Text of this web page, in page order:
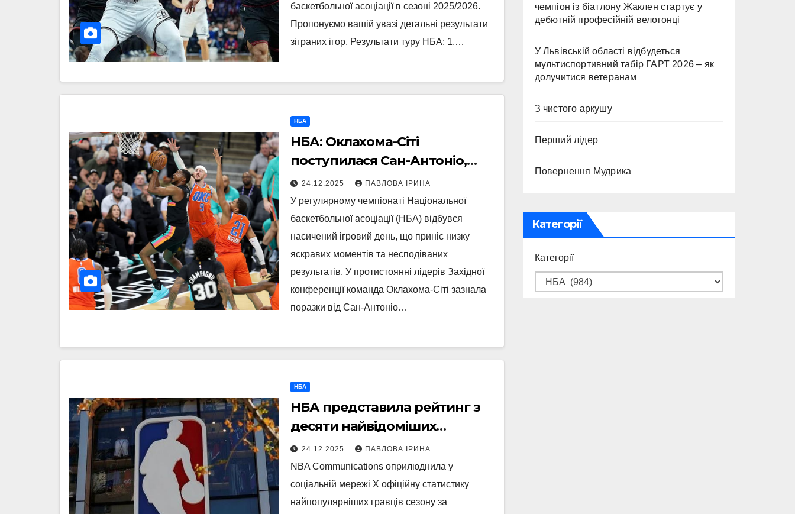
баскетбольної асоціації в сезоні 2025/2026.
Пропонуємо вашій увазі детальні результати
зіграних ігор. Результати туру НБА: 1.…
НБА
НБА: Оклахома-Сіті
поступилася Сан-Антоніо,
Гідді зробив трипл-дабл і
допоміг Чикаго обіграти
Атланту
24.12.2025 ПАВЛОВА ІРИНА
У регулярному чемпіонаті Національної
баскетбольної асоціації (НБА) відбувся
насичений ігровий день, що приніс низку
яскравих моментів та несподіваних
результатів. У протистоянні лідерів Західної
конференції команда Оклахома-Сіті зазнала
поразки від Сан-Антоніо…
НБА
НБА представила рейтинг з
десяти найвідоміших
баскетболістів сезону
24.12.2025 ПАВЛОВА ІРИНА
NBA Communications оприлюднила у
соціальній мережі Х офіційну статистику
найпопулярніших гравців сезону за
чемпіон із біатлону Жаклен стартує у
дебютній професійній велогонці
У Львівській області відбудеться
мультиспортивний табір ГАРТ 2026 – як
долучитися ветеранам
З чистого аркушу
Перший лідер
Повернення Мудрика
Категорії
Категорії